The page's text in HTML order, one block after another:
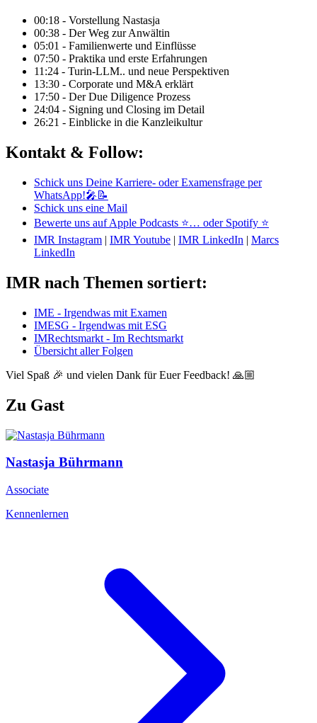
00:18 - Vorstellung Nastasja
00:38 - Der Weg zur Anwältin
05:01 - Familienwerte und Einflüsse
07:50 - Praktika und erste Erfahrungen
11:24 - Turin-LLM.. und neue Perspektiven
13:30 - Corporate und M&A erklärt
17:50 - Der Due Diligence Prozess
24:04 - Signing und Closing im Detail
26:21 - Einblicke in die Kanzleikultur
Kontakt & Follow:
Schick uns Deine Karriere- oder Examensfrage per
WhatsApp!🎤📝
Schick uns eine Mail
Bewerte uns auf Apple Podcasts ⭐… oder Spotify ⭐
IMR Instagram | IMR Youtube | IMR LinkedIn | Marcs
LinkedIn
IMR nach Themen sortiert:
IME - Irgendwas mit Examen
IMESG - Irgendwas mit ESG
IMRechtsmarkt - Im Rechtsmarkt
Übersicht aller Folgen
Viel Spaß 🎉 und vielen Dank für Euer Feedback! 🙏🏼
Zu Gast
Nastasja Bührmann
Associate
Kennenlernen